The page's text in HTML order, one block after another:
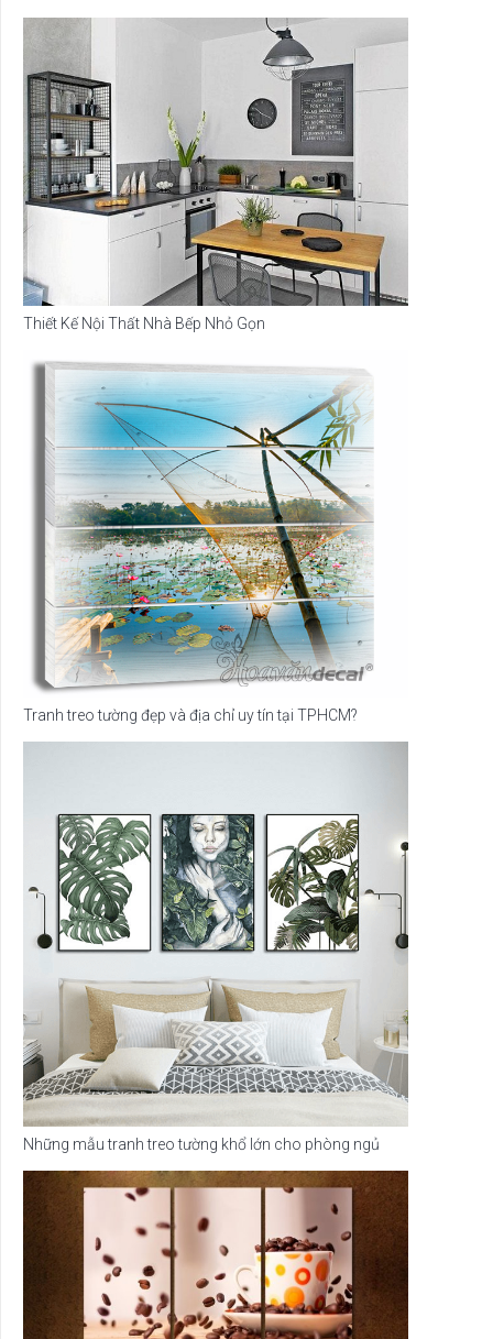
Thiết Kế Nội Thất Nhà Bếp Nhỏ Gọn
Tranh treo tường đẹp và địa chỉ uy tín tại TPHCM?
Những mẫu tranh treo tường khổ lớn cho phòng ngủ